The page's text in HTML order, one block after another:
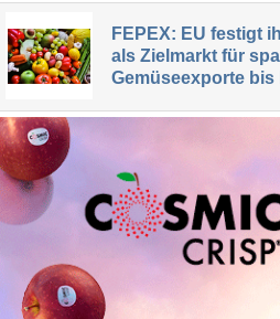
FEPEX: EU festigt
als Zielmarkt für
Gemüseexporte bis